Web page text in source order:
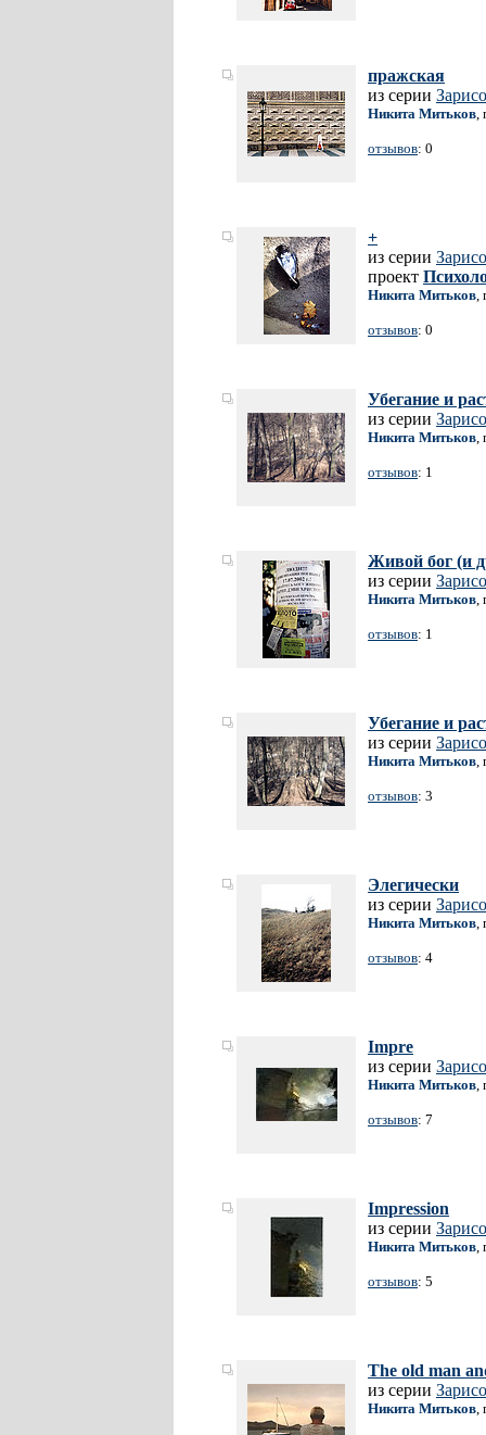
пражская
из серии
Никита Митьков,
отзывов: 0
+
из серии
проект
Никита Митьков,
отзывов: 0
Убегание и
из серии
Никита Митьков,
отзывов: 1
Живой бог (и
из серии
Никита Митьков,
отзывов: 1
Убегание и
из серии
Никита Митьков,
отзывов: 3
Элегически
из серии
Никита Митьков,
отзывов: 4
Impre
из серии
Никита Митьков,
отзывов: 7
Impression
из серии
Никита Митьков,
отзывов: 5
The old man
из серии
Никита Митьков,